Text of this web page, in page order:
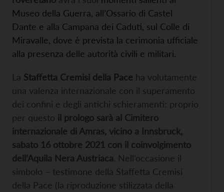
Museo della Guerra, all’Ossario di Castel
Dante e alla Campana dei Caduti, sul Colle di
Miravalle, dove è prevista la cerimonia ufficiale
alla presenza delle autorità civili e militari.
La Staffetta Cremisi della Pace ha volutamente
una valenza internazionale con il superamento
dei confini e degli antichi schieramenti: proprio
per questo il prologo sarà al Cimitero
internazionale di Amras, vicino a Innsbruck,
sabato 16 ottobre 2021 con il coinvolgimento
dell’Aquila Nera Austriaca. Nell’occasione il
simbolo – testimone della Staffetta Cremisi
della Pace (la riproduzione stilizzata della